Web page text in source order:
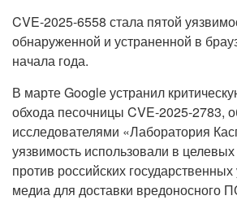
CVE-2025-6558 стала пятой
обнаруженной и устраненной в
начала года.
В марте Google устранил
обхода песочницы CVE-2025-2783,
исследователями «Лаборатория
уязвимость использовали в
против российских
медиа для доставки вредоносного